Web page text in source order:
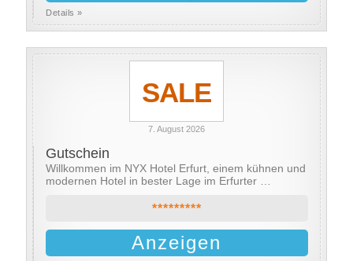
Details »
SALE
7. August 2026
Gutschein
Willkommen im NYX Hotel Erfurt, einem kühnen und
modernen Hotel in bester Lage im Erfurter …
*********
Anzeigen